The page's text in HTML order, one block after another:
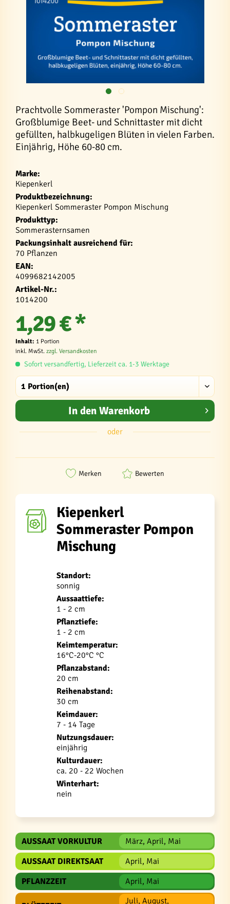
Prachtvolle Sommeraster 'Pompon Mischung':
Großblumige Beet- und Schnittaster mit dicht
gefüllten, halbkugeligen Blüten in vielen Farben.
Einjährig, Höhe 60-80 cm.
Marke:
Kiepenkerl
Produktbezeichnung:
Kiepenkerl Sommeraster Pompon Mischung
Produkttyp:
Sommerasternsamen
Packungsinhalt ausreichend für:
70 Pflanzen
EAN:
4099682142005
Artikel-Nr.:
1014200
1,29 € *
Inhalt: 1 Portion
inkl. MwSt. zzgl. Versandkosten
Sofort versandfertig, Lieferzeit ca. 1-3 Werktage
In den Warenkorb
oder
Merken Bewerten
Kiepenkerl
Sommeraster Pompon
Mischung
Standort:
sonnig
Aussaattiefe:
1 - 2 cm
Pflanztiefe:
1 - 2 cm
Keimtemperatur:
16°C-20°C °C
Pflanzabstand:
20 cm
Reihenabstand:
30 cm
Keimdauer:
7 - 14 Tage
Nutzungsdauer:
einjährig
Kulturdauer:
ca. 20 - 22 Wochen
Winterhart:
nein
AUSSAAT VORKULTUR
März, April, Mai
AUSSAAT DIREKTSAAT
April, Mai
PFLANZZEIT
April, Mai
Juli, August,